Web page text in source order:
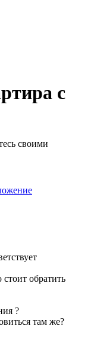
с
своими
обратить
?
там же?